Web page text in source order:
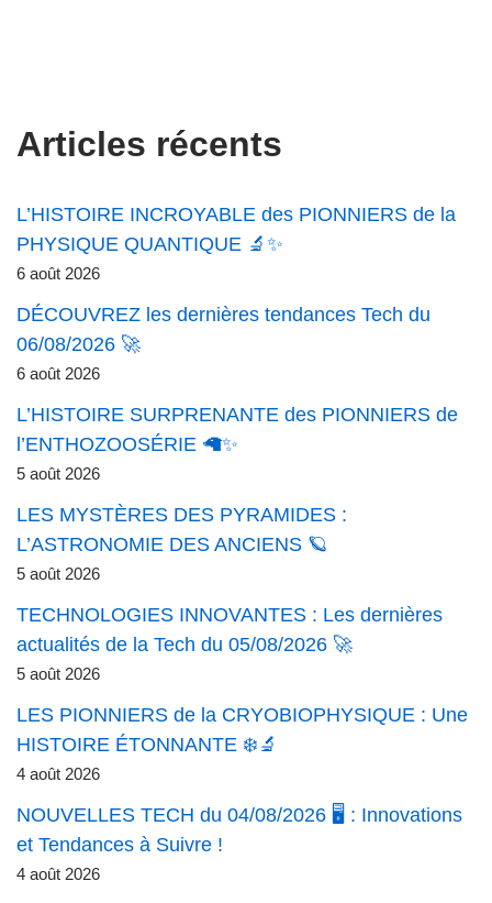
Articles récents
L’HISTOIRE INCROYABLE des PIONNIERS de la
PHYSIQUE QUANTIQUE 🔬✨
6 août 2026
DÉCOUVREZ les dernières tendances Tech du
06/08/2026 🚀
6 août 2026
L’HISTOIRE SURPRENANTE des PIONNIERS de
l’ENTHOZOOSÉRIE 🦙✨
5 août 2026
LES MYSTÈRES DES PYRAMIDES :
L’ASTRONOMIE DES ANCIENS 🪐
5 août 2026
TECHNOLOGIES INNOVANTES : Les dernières
actualités de la Tech du 05/08/2026 🚀
5 août 2026
LES PIONNIERS de la CRYOBIOPHYSIQUE : Une
HISTOIRE ÉTONNANTE ❄️🔬
4 août 2026
NOUVELLES TECH du 04/08/2026 🖥️ : Innovations
et Tendances à Suivre !
4 août 2026